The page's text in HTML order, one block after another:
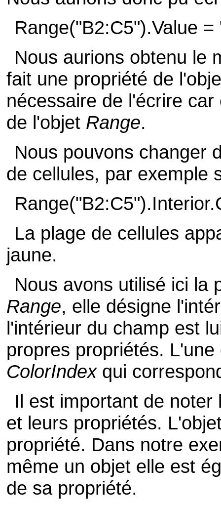
Range("B2:C5").Value =
Nous aurions obtenu le
fait une propriété de
nécessaire de l'écrire
de l'objet Range.
Nous pouvons changer
de cellules, par exemple
La plage de cellules
jaune.
Nous avons utilisé ici la
Range, elle désigne
l'intérieur du champ est
propres propriétés.
ColorIndexqui
Il est important de
et leurs propriétés.
propriété. Dans notre
même un objet elle est
de sa propriété.